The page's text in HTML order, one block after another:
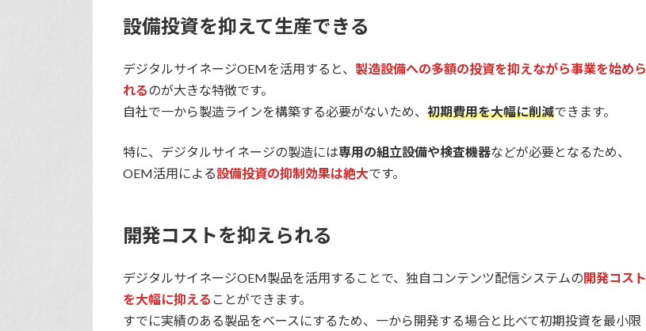
設備投資を抑えて生産できる
デジタルサイネージOEMを活用すると、 製造設備への多額の投資を抑えながら事業を始めら
れるのが大きな特徴です。
自社で一から製造ラインを構築する必要がないため、初期費用を大幅に削減できます。
特に、デジタルサイネージの製造には専用の組立設備や検査機器などが必要となるため、
OEM活用による設備投資の抑制効果は絶大です。
開発コストを抑えられる
デジタルサイネージOEM製品を活用することで、独自コンテンツ配信システムの開発コスト
を大幅に抑える ことができます。
すでに実績のある製品をベースにするため、一から開発する場合と比べて初期投資を最小限